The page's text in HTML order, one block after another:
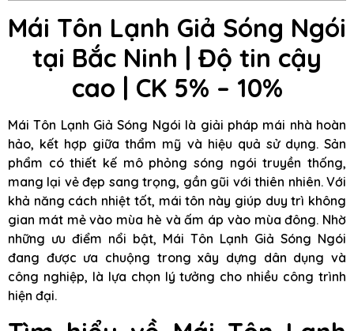
Mái Tôn Lạnh Giả Sóng Ngói
tại Bắc Ninh | Độ tin cậy
cao | CK 5% – 10%
Mái Tôn Lạnh Giả Sóng Ngói là giải pháp mái nhà hoàn
hảo, kết hợp giữa thẩm mỹ và hiệu quả sử dụng. Sản
phẩm có thiết kế mô phỏng sóng ngói truyền thống,
mang lại vẻ đẹp sang trọng, gần gũi với thiên nhiên. Với
khả năng cách nhiệt tốt, mái tôn này giúp duy trì không
gian mát mẻ vào mùa hè và ấm áp vào mùa đông. Nhờ
những ưu điểm nổi bật, Mái Tôn Lạnh Giả Sóng Ngói
đang được ưa chuộng trong xây dựng dân dụng và
công nghiệp, là lựa chọn lý tưởng cho nhiều công trình
hiện đại.